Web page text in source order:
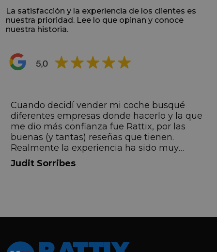
La satisfacción y la experiencia de los clientes es
nuestra prioridad. Lee lo que opinan y conoce
nuestra historia.
Cuando decidí vender mi coche busqué
diferentes empresas donde hacerlo y la que
me dio más confianza fue Rattix, por las
buenas (y tantas) reseñas que tienen.
Realmente la experiencia ha sido muy
buena, Carolina ha sido siempre muy atenta
y profesional. Finalmente mi hermana se
Judit Sorribes